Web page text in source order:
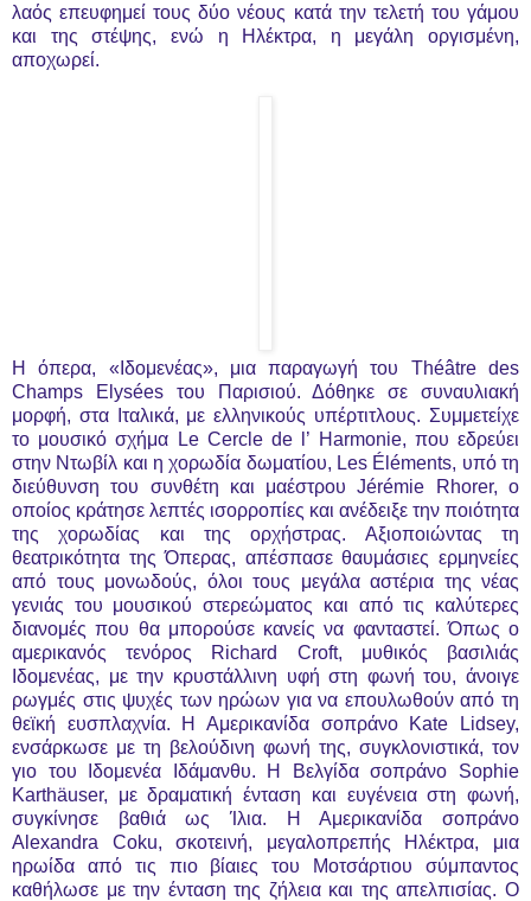
λαός επευφημεί τους δύο νέους κατά την τελετή του γάμου
και της στέψης, ενώ η Ηλέκτρα, η μεγάλη οργισμένη,
αποχωρεί.
Η όπερα, «Ιδομενέας», μια παραγωγή του Théâtre des
Champs Elysées του Παρισιού. Δόθηκε σε συναυλιακή
μορφή, στα Ιταλικά, με ελληνικούς υπέρτιτλους. Συμμετείχε
το μουσικό σχήμα Le Cercle de l’ Harmonie, που εδρεύει
στην Ντωβίλ και η χορωδία δωματίου, Les Éléments, υπό τη
διεύθυνση του συνθέτη και μαέστρου Jérémie Rhorer, ο
οποίος κράτησε λεπτές ισορροπίες και ανέδειξε την ποιότητα
της χορωδίας και της ορχήστρας. Αξιοποιώντας τη
θεατρικότητα της Όπερας, απέσπασε θαυμάσιες ερμηνείες
από τους μονωδούς, όλοι τους μεγάλα αστέρια της νέας
γενιάς του μουσικού στερεώματος και από τις καλύτερες
διανομές που θα μπορούσε κανείς να φανταστεί. Όπως ο
αμερικανός τενόρος Richard Croft, μυθικός βασιλιάς
Ιδομενέας, με την κρυστάλλινη υφή στη φωνή του, άνοιγε
ρωγμές στις ψυχές των ηρώων για να επουλωθούν από τη
θεϊκή ευσπλαχνία. Η Αμερικανίδα σοπράνο Kate Lidsey,
ενσάρκωσε με τη βελούδινη φωνή της, συγκλονιστικά, τον
γιο του Ιδομενέα Ιδάμανθυ. Η Βελγίδα σοπράνο Sophie
Karthäuser, με δραματική ένταση και ευγένεια στη φωνή,
συγκίνησε βαθιά ως Ίλια. Η Αμερικανίδα σοπράνο
Alexandra Coku, σκοτεινή, μεγαλοπρεπής Ηλέκτρα, μια
ηρωίδα από τις πιο βίαιες του Μοτσάρτιου σύμπαντος
καθήλωσε με την ένταση της ζήλεια και της απελπισίας. Ο